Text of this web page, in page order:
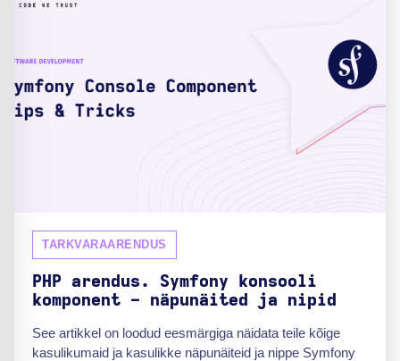
TARKVARAARENDUS
PHP arendus. Symfony konsooli
komponent - näpunäited ja nipid
See artikkel on loodud eesmärgiga näidata teile kõige
kasulikumaid ja kasulikke näpunäiteid ja nippe Symfony